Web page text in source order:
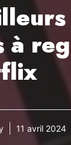
à
11 avril 2024